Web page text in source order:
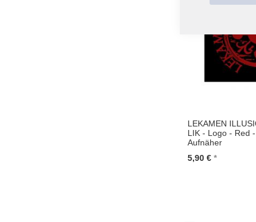
LEKAMEN
LIK - Logo - Red
Aufnäher
5,90 €